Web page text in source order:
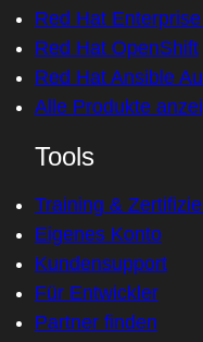
Red Hat
Red Hat OpenShift
Red Hat Ansible
Alle Produkte
Tools
Training &
Eigenes Konto
Kundensupport
Für Entwickler
Partner finden